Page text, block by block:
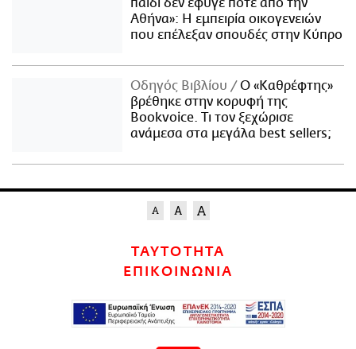
παιδί δεν έφυγε ποτέ από την
Αθήνα»: Η εμπειρία οικογενειών
που επέλεξαν σπουδές στην Κύπρο
Οδηγός Βιβλίου
Ο «Καθρέφτης»
βρέθηκε στην κορυφή της
Bookvoice. Τι τον ξεχώρισε
ανάμεσα στα μεγάλα best sellers;
ΤΑΥΤΟΤΗΤΑ
ΕΠΙΚΟΙΝΩΝΙΑ